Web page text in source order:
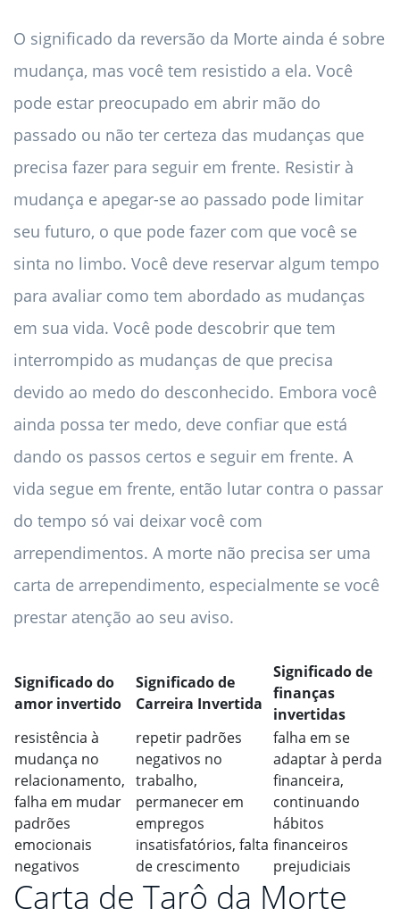
O significado da reversão da Morte ainda é sobre
mudança, mas você tem resistido a ela. Você
pode estar preocupado em abrir mão do
passado ou não ter certeza das mudanças que
precisa fazer para seguir em frente. Resistir à
mudança e apegar-se ao passado pode limitar
seu futuro, o que pode fazer com que você se
sinta no limbo. Você deve reservar algum tempo
para avaliar como tem abordado as mudanças
em sua vida. Você pode descobrir que tem
interrompido as mudanças de que precisa
devido ao medo do desconhecido. Embora você
ainda possa ter medo, deve confiar que está
dando os passos certos e seguir em frente. A
vida segue em frente, então lutar contra o passar
do tempo só vai deixar você com
arrependimentos. A morte não precisa ser uma
carta de arrependimento, especialmente se você
prestar atenção ao seu aviso.
Significado do
amor invertido
Significado de
Carreira Invertida
Significado de
finanças
invertidas
resistência à
mudança no
relacionamento,
falha em mudar
padrões
emocionais
negativos
repetir padrões
negativos no
trabalho,
permanecer em
empregos
insatisfatórios, falta
de crescimento
falha em se
adaptar à perda
financeira,
continuando
hábitos
financeiros
prejudiciais
Carta de Tarô da Morte